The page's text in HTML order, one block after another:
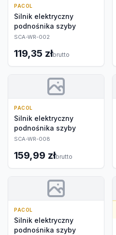
PACOL
Silnik elektryczny
podnośnika szyby
SCA-WR-002
119,35 złbrutto
PACOL
Silnik elektryczny
podnośnika szyby
SCA-WR-008
159,99 złbrutto
PACOL
Silnik elektryczny
podnośnika szyby